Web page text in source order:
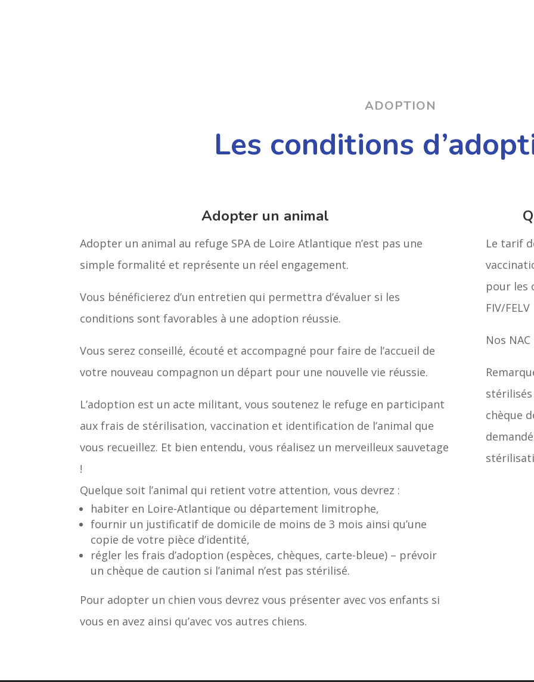
ADOPTION
Les conditions
Adopter un animal
Adopter un animal au refuge SPA de Loire Atlantique n’est pas une
simple formalité et représente un réel engagement.
Vous bénéficierez d’un entretien qui permettra d’évaluer si les
conditions sont favorables à une adoption réussie.
Vous serez conseillé, écouté et accompagné pour faire de l’accueil de
votre nouveau compagnon un départ pour une nouvelle vie réussie.
L’adoption est un acte militant, vous soutenez le refuge en participant
aux frais de stérilisation, vaccination et identification de l’animal que
vous recueillez. Et bien entendu, vous réalisez un merveilleux sauvetage
!
Quelque soit l’animal qui retient votre attention, vous devrez :
habiter en Loire-Atlantique ou département limitrophe,
fournir un justificatif de domicile de moins de 3 mois ainsi qu’une
copie de votre pièce d’identité,
régler les frais d’adoption (espèces, chèques, carte-bleue) – prévoir
un chèque de caution si l’animal n’est pas stérilisé.
Pour adopter un chien vous devrez vous présenter avec vos enfants si
vous en avez ainsi qu’avec vos autres chiens.
Le tarif
pour les
FIV/
Nos
chèque